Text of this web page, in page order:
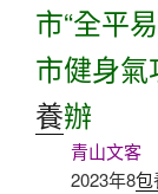
市“全平
市健身
養辦
青山文客
2023年8包